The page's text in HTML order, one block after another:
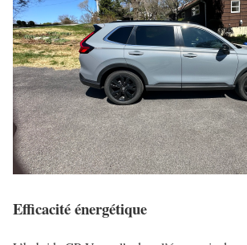
Efficacité énergétique